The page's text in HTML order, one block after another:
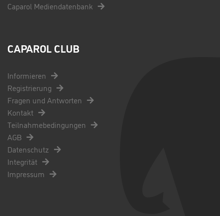
Caparol Mediendatenbank
CAPAROL CLUB
Informieren
Registrierung
Fragen und Antworten
Kontakt
Teilnahmebedingungen
AGB
Datenschutz
Integrität
Impressum